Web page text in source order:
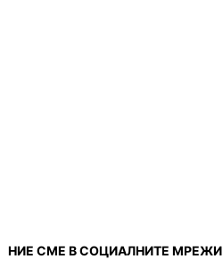
НИЕ СМЕ В СОЦИАЛНИТЕ МРЕЖИ